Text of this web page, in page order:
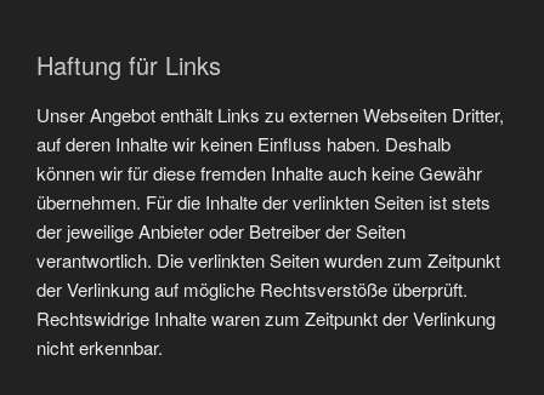
Haftung für Links
Unser Angebot enthält Links zu externen Webseiten Dritter,
auf deren Inhalte wir keinen Einfluss haben. Deshalb
können wir für diese fremden Inhalte auch keine Gewähr
übernehmen. Für die Inhalte der verlinkten Seiten ist stets
der jeweilige Anbieter oder Betreiber der Seiten
verantwortlich. Die verlinkten Seiten wurden zum Zeitpunkt
der Verlinkung auf mögliche Rechtsverstöße überprüft.
Rechtswidrige Inhalte waren zum Zeitpunkt der Verlinkung
nicht erkennbar.